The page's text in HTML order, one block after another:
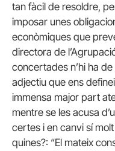
tan fàcil de resoldre,
imposar unes
econòmiques que
directora de
concertades n’hi ha
adjectiu que ens
immensa major part
mentre se les acusa
certes i en canvi sí
quines?: “El mateix